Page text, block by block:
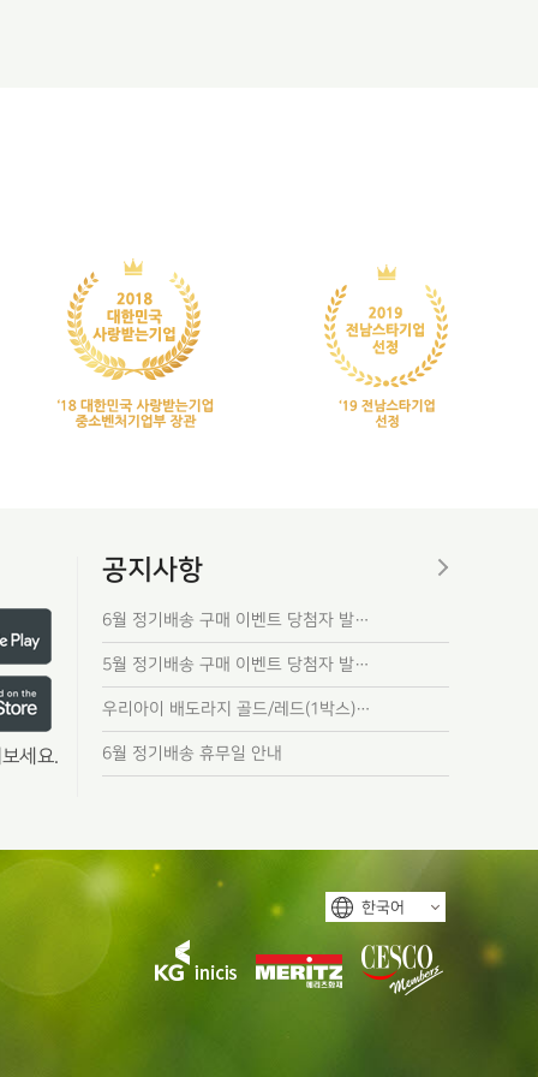
세요.
공지사항
6월 정기배송 구매 이벤트 당첨자 발…
5월 정기배송 구매 이벤트 당첨자 발…
우리아이 배도라지 골드/레드(1박스)…
6월 정기배송 휴무일 안내
한국어